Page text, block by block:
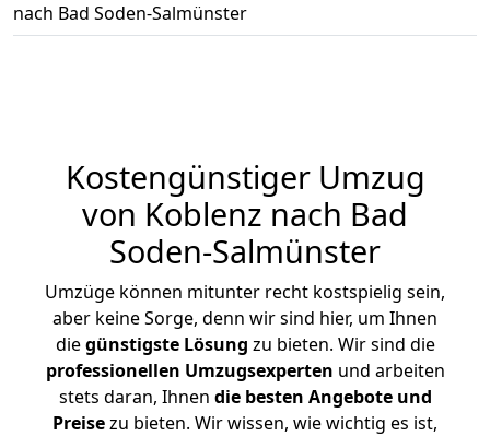
nach Bad Soden-Salmünster
Kostengünstiger Umzug
von Koblenz nach Bad
Soden-Salmünster
Umzüge können mitunter recht kostspielig sein,
aber keine Sorge, denn wir sind hier, um Ihnen
diegünstigste Lösung zu bieten. Wir sind die
professionellen Umzugsexperten und arbeiten
stets daran, Ihnen die besten Angebote und
Preisezu bieten. Wir wissen, wie wichtig es ist,